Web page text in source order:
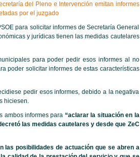
del Pleno e Intervención emitan informes
por el juzgado
para solicitar informes de Secretaría General
y jurídicas tienen las medidas cautelares
para poder pedir esos informes al no
poder solicitar informes de estas características
pedir esos informes, debido a la negativa
hiciesen.
ambos informes para “aclarar la situación en la
las medidas cautelares y desde que ZeC
las posibilidades de actuación que se abren a